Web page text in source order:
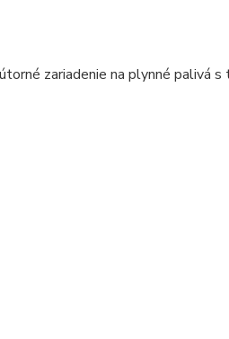
zariadenie na plynné palivá